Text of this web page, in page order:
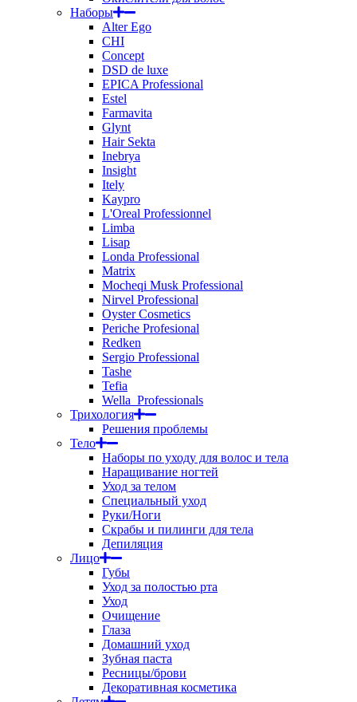
Наборы
Alter Ego
CHI
Concept
DSD de luxe
EPICA Professional
Estel
Farmavita
Glynt
Hair Sekta
Inebrya
Insight
Itely
Kaypro
L'Oreal Professionnel
Limba
Lisap
Londa Professional
Matrix
Mocheqi Musk Professional
Nirvel Professional
Oyster Cosmetics
Periche Profesional
Redken
Sergio Professional
Tashe
Tefia
Wella_Professionals
Трихология
Решения проблемы
Тело
Наборы по уходу для волос и тела
Наращивание ногтей
Уход за телом
Специальный уход
Руки/Ноги
Скрабы и пилинги для тела
Депиляция
Лицо
Губы
Уход за полостью рта
Уход
Очищение
Глаза
Домашний уход
Зубная паста
Ресницы/брови
Декоративная косметика